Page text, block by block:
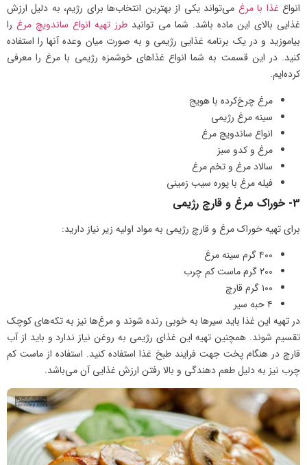
انواع غذا با مرغ می‌‌تواند یکی از بهترین انتخاب‌ها برای رژیم، به دلیل ارزش
غذایی بالای این ماده باشد. شما می توانید طرز تهیه انواع ساندویچ مرغرا
بیاموزید و در یک برنامه غذایی رژیمی و به صورت میان وعده آنها را استفاده
کنید. در این قسمت به شما انواع غذاهای خوشمزه رژیمی با مرغ را معرفی
کرده‌ایم.
مرغ چرخ‌کرده با هویج
سینه مرغ رژیمی
انواع ساندویچ مرغ
مرغ و کدو سبز
سالاد مرغ و تخم مرغ
فیله مرغ با پوره سیب زمینی
3- خوراک مرغ و قارچ رژیمی
برای تهیه خوراک مرغ و قارچ رژیمی به مواد اولیه زیر نیاز دارید:
۴۰۰ گرم سینه مرغ
۲۰۰ گرم ماست کم چرب
۱۰۰ گرم قارچ
۴ حبه سیر
در تهیه این غذا باید سیرها به خوبی رنده شوند و مرغ‌ها نیز به تکه‌های کوچک
تقسیم شوند. همچنین تهیه این غذای رژیمی به روغن نیاز ندارد و باید از آب
قارچ در هنگام پخت جهت فرایند طبخ غذا استفاده کنید. استفاده از ماست کم
چرب نیز به دلیل طعم دهندگی و بالا رفتن ارزش غذایی آن می‌باشد.